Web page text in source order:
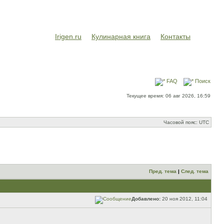
Irigen.ru Кулинарная книга Контакты
FAQ Поиск
Текущее время: 06 авг 2026, 16:59
Часовой пояс: UTC
Пред. тема | След. тема
Добавлено: 20 ноя 2012, 11:04